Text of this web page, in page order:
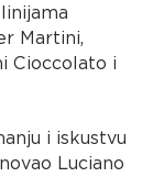
Martini,
Cioccolato i
i iskustvu
Luciano